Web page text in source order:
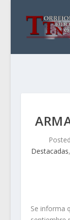
Destacadas,
Se informa